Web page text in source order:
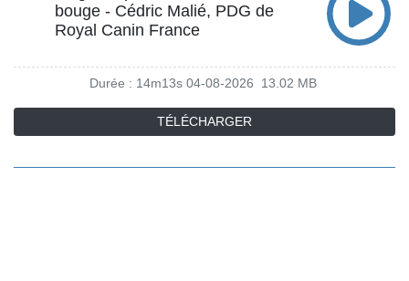
bouge - Cédric Malié, PDG de
Royal Canin France
Durée : 14m13s 04-08-2026 13.02 MB
TÉLÉCHARGER